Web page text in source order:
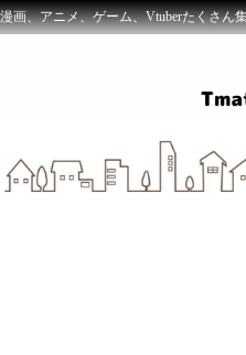
漫画、アニメ、ゲーム、Vtuberたくさん